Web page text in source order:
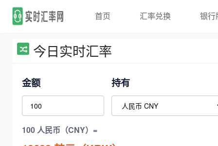
首页 汇率兑换 银行
今日实时汇率
金额 持有
100 人民币（CNY）=